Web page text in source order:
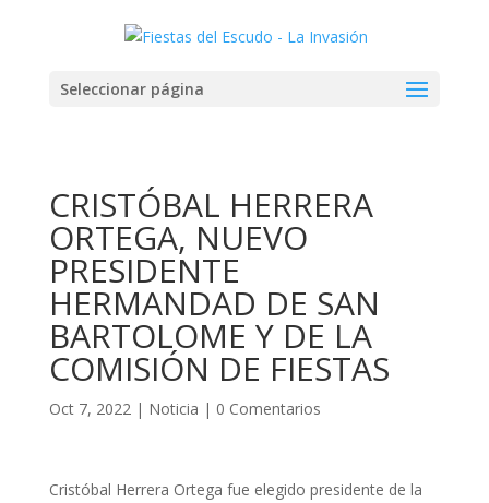
Seleccionar página
CRISTÓBAL HERRERA
ORTEGA, NUEVO
PRESIDENTE
HERMANDAD DE SAN
BARTOLOME Y DE LA
COMISIÓN DE FIESTAS
Oct 7, 2022| Noticia | 0 Comentarios
Cristóbal Herrera Ortega fue elegido presidente de la